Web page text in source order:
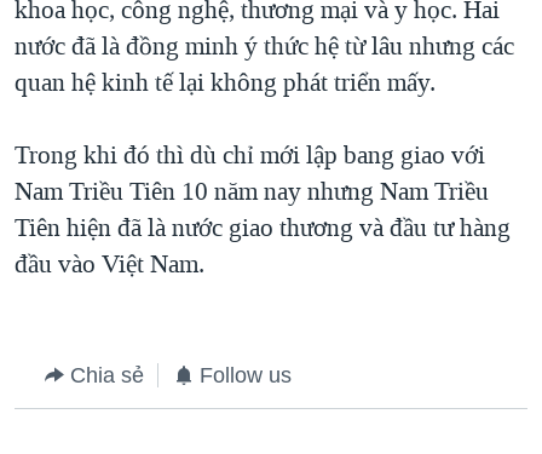
khoa học, công nghệ, thương mại và y học. Hai
nước đã là đồng minh ý thức hệ từ lâu nhưng các
quan hệ kinh tế lại không phát triển mấy.
Trong khi đó thì dù chỉ mới lập bang giao với
Nam Triều Tiên 10 năm nay nhưng Nam Triều
Tiên hiện đã là nước giao thương và đầu tư hàng
đầu vào Việt Nam.
Chia sẻ Follow us